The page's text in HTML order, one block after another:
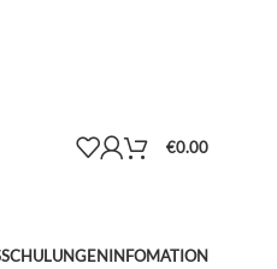
€0.00
SCHULUNGENINFOMATION